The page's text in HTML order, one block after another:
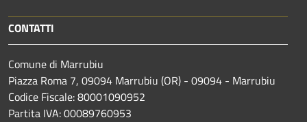
CONTATTI
Comune di Marrubiu
Piazza Roma 7, 09094 Marrubiu (OR) - 09094 - Marrubiu
Codice Fiscale: 80001090952
Partita IVA: 00089760953